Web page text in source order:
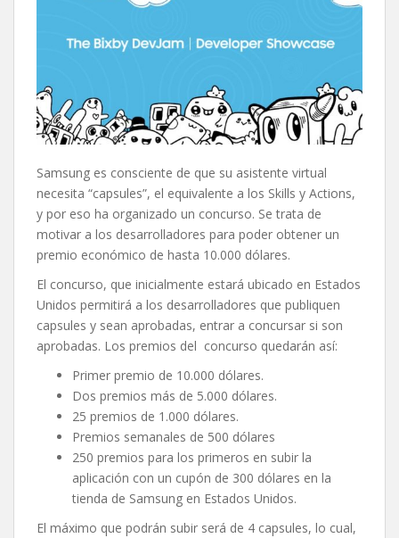
Samsung es consciente de que su asistente virtual
necesita “capsules”, el equivalente a los Skills y Actions,
y por eso ha organizado un concurso. Se trata de
motivar a los desarrolladores para poder obtener un
premio económico de hasta 10.000 dólares.
El concurso, que inicialmente estará ubicado en Estados
Unidos permitirá a los desarrolladores que publiquen
capsules y sean aprobadas, entrar a concursar si son
aprobadas. Los premios del concurso quedarán así:
Primer premio de 10.000 dólares.
Dos premios más de 5.000 dólares.
25 premios de 1.000 dólares.
Premios semanales de 500 dólares
250 premios para los primeros en subir la
aplicación con un cupón de 300 dólares en la
tienda de Samsung en Estados Unidos.
El máximo que podrán subir será de 4 capsules, lo cual,